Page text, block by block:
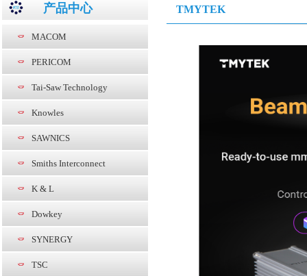
产品中心
MACOM
PERICOM
Tai-Saw Technology
Knowles
SAWNICS
Smiths Interconnect
K & L
Dowkey
SYNERGY
TSC
TMYTEK